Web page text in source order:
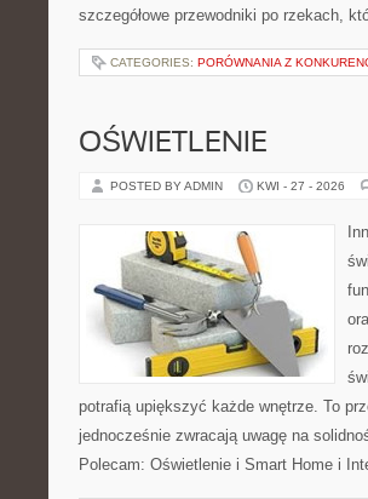
szczegółowe przewodniki po rzekach,
CATEGORIES: PORÓWNANIA Z
OŚWIETLENIE
POSTED BY ADMIN KWI - 27 - 2026
potrafią upiększyć każde wnętrze. To
jednocześnie zwracają uwagę na
Polecam: Oświetlenie i Smart Home i